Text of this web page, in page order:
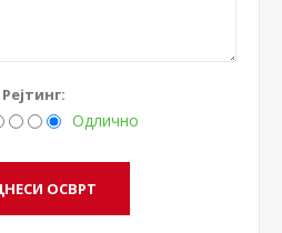
Рејтинг:
Одлично